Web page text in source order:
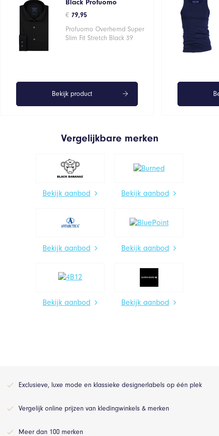
Black Profuomo
€ 79,95
Profuomo Overhemd Super
Slim Fit Stretch Black 39
Bekijk product
Vergelijkbare merken
Bekijk aanbod Bekijk aanbod
Bekijk aanbod Bekijk aanbod
Bekijk aanbod Bekijk aanbod
Exclusieve, luxe mode en klassieke designerlabels op één plek
Vergelijk online prijzen van kledingwinkels & merken
Meer dan 100 merken